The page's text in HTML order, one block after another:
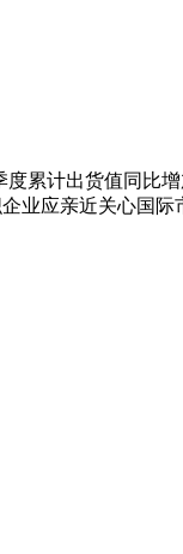
度累计出货值同比
业应亲近关心国际